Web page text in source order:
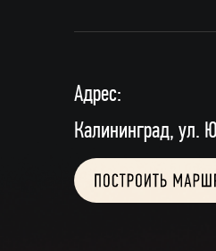
Адрес:
Калининград, ул.